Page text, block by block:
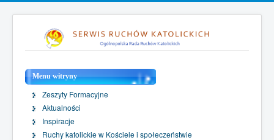
Menu witryny
Zeszyty Formacyjne
Aktualności
Inspiracje
Ruchy katolickie w Kościele i społeczeństwie